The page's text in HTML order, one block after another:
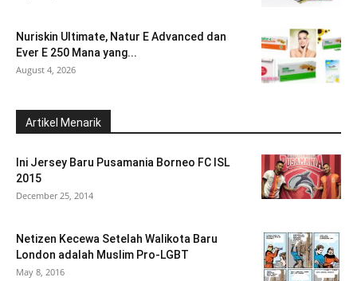
Nuriskin Ultimate, Natur E Advanced dan
Ever E 250 Mana yang...
August 4, 2026
Artikel Menarik
Ini Jersey Baru Pusamania Borneo FC ISL
2015
December 25, 2014
Netizen Kecewa Setelah Walikota Baru
London adalah Muslim Pro-LGBT
May 8, 2016